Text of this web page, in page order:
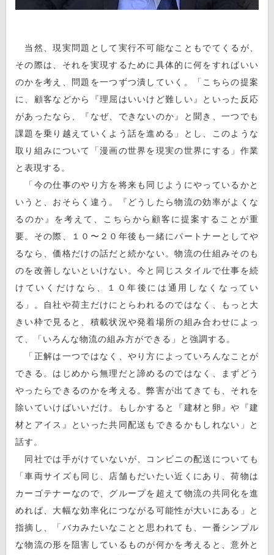
当然、現実問題として実行不可能なこともでてくるが、
その際は、それを実現するために具体的に何をすればいい
のかを考え、問題を一つずつ潰していく。「こちらの提案
に、顧客などから『理屈はいいけど難しい』といった反応
があったなら、『なぜ、できないのか』と聞き、一つでも
課題を乗り越えていくよう話を進める」とし、このような
取り組みについて「漫画の世界を現実の世界にする」作業
と表現する。
「今の仕事のやり方を将来も同じようにやっているかと
いうと、おそらく違う。『どうしたら物流の効率がよくな
るのか』を考えて、こちらから顧客に提案することが重
要。その際、１０〜２０年後も一緒にパートナーとしてや
るなら、価格だけの話だと続かない。物流の仕組みそのも
のを改善しないといけない。今と同じスタイルで仕事を続
けていくだけなら、１０年後には通用しなくなってい
る」。自社や荷主だけにとらわれるのではなく、もっと大
きい枠で見ると、積載状況や発着場所の組み合わせによっ
て、「いろんな物流の組み方ができる」と強調する。
「正解は一つではなく、やり方によっていろんなことが
できる。はじめから無理だと諦めるのではなく、まずどう
やったらできるのかを考える。弊害が出てきても、それを
除いていけばいいだけ。もしかすると『建材と卵』や『建
材とアイス』といった共同配送もできるかもしれない」と
話す。
同社では手がけていないが、コンビニの配送についても
「車両サイズも同じ、店舗もだいたい近くにあり、荷物は
カーゴテナーなので、グループを超えて物流の共同化を進
めれば、大幅な効率化につながる可能性が大いにある」と
指摘し、「バカみたいなことと思われても、一番シンプル
な物流の形を阻害しているものが何かを考えると、意外と